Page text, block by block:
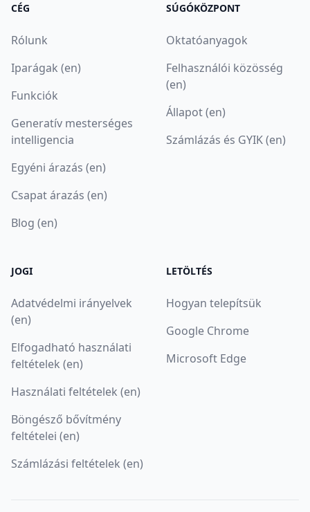
CÉG
Rólunk
Iparágak (en)
Funkciók
Generatív mesterséges
intelligencia
Egyéni árazás (en)
Csapat árazás (en)
Blog (en)
SÚGÓKÖZPONT
Oktatóanyagok
Felhasználói közösség
(en)
Állapot (en)
Számlázás és GYIK (en)
JOGI
Adatvédelmi irányelvek
(en)
Elfogadható használati
feltételek (en)
Használati feltételek (en)
Böngésző bővítmény
feltételei (en)
Számlázási feltételek (en)
LETÖLTÉS
Hogyan telepítsük
Google Chrome
Microsoft Edge